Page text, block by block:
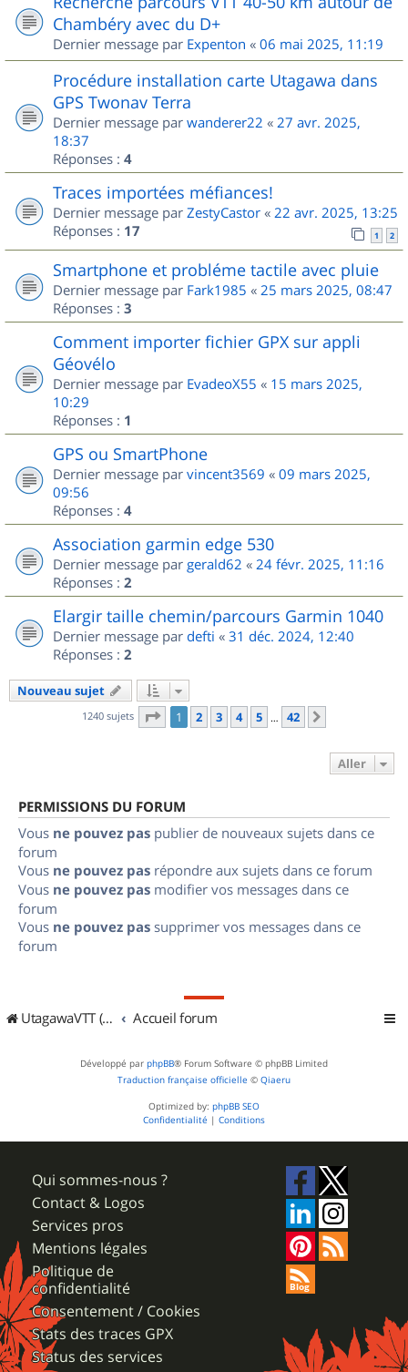
Chambéry avec du D+
Dernier message par Expenton « 06 mai 2025, 11:19
Procédure installation carte Utagawa dans
GPS Twonav Terra
Dernier message par wanderer22 « 27 avr. 2025,
18:37
Réponses : 4
Traces importées méfiances!
Dernier message par ZestyCastor « 22 avr. 2025, 13:25
Réponses : 17 1 2
Smartphone et probléme tactile avec pluie
Dernier message par Fark1985 « 25 mars 2025, 08:47
Réponses : 3
Comment importer fichier GPX sur appli
Géovélo
Dernier message par EvadeoX55 « 15 mars 2025,
10:29
Réponses : 1
GPS ou SmartPhone
Dernier message par vincent3569 « 09 mars 2025,
09:56
Réponses : 4
Association garmin edge 530
Dernier message par gerald62 « 24 févr. 2025, 11:16
Réponses : 2
Elargir taille chemin/parcours Garmin 1040
Dernier message par defti « 31 déc. 2024, 12:40
Réponses : 2
Nouveau sujet
1240 sujets Page 1sur
1 2 3 4 5 … 42
Aller
PERMISSIONS DU FORUM
Vous ne pouvez pas publier de nouveaux sujets dans ce
forum
Vous ne pouvez pas répondre aux sujets dans ce forum
Vous ne pouvez pas modifier vos messages dans ce
forum
Vous ne pouvez pas supprimer vos messages dans ce
forum
UtagawaVTT (Randos VTT et VTTAE avec traces GPS) Accueil forum
Développé par phpBB® Forum Software © phpBB Limited
Traduction française officielle © Qiaeru
Optimized by: phpBB SEO
Confidentialité | Conditions
Qui sommes-nous ?
Contact & Logos
Services pros
Mentions légales
Politique de
confidentialité
Consentement / Cookies
Stats des traces GPX
Status des services